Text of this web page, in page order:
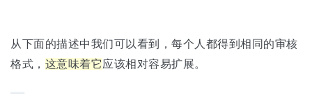
从下面的描述中我们可以看到，每个人都得到相同的审核
格式， 这意味着它应该相对容易扩展。